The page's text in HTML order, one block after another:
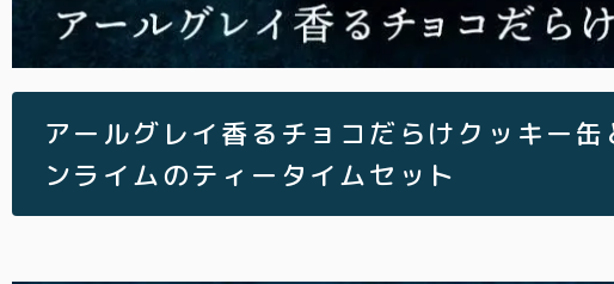
アールグレイ香るチョコだらけクッキー
ンライムのティータイムセット